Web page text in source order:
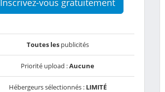
Inscrivez-vous gratuitement
Toutes lespublicités
Priorité upload :Aucune
Hébergeurs sélectionnés : LIMITÉ